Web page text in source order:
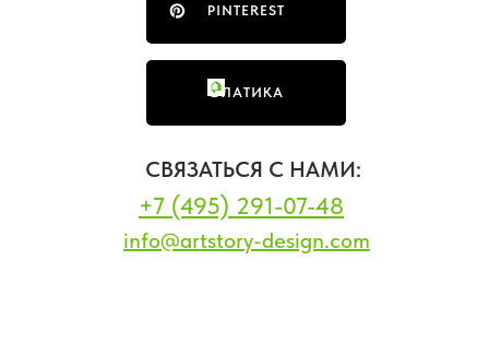
PINTEREST
ФЛАТИКА
СВЯЗАТЬСЯ С НАМИ:
+7 (495) 291-07-48
info@artstory-design.com